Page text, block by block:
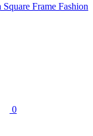
Frame Fashion
0